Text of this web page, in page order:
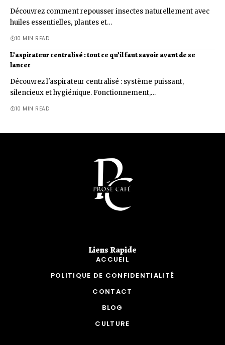
Découvrez comment repousser insectes naturellement avec
huiles essentielles, plantes et…
10 MIN READ
L’aspirateur centralisé : tout ce qu’il faut savoir avant de se
lancer
Découvrez l'aspirateur centralisé : système puissant,
silencieux et hygiénique. Fonctionnement,…
10 MIN READ
Liens Rapide​
ACCUEIL
POLITIQUE DE CONFIDENTIALITÉ
CONTACT
BLOG
CULTURE